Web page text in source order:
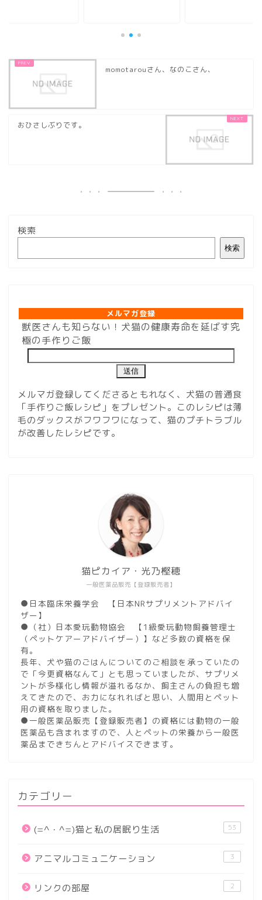
momotarouさん、なのこさん、
おひさしぶりです。
検索
検索
メルマガ登録
獣医さんも知らない！犬猫の健康寿命を延ばす究
極の手作りご飯
メルマガ登録してくださるともれなく、犬猫の普通食
「手作りご飯レシピ」をプレゼント。このレシピは薄
毛のダックスがフワフワになって、猫のプチトラブル
が改善したレシピです。
一般医薬品販売【登録販売者】
猫ピカイア・光乃樫穂
●日本臨床栄養学会 【日本NRサプリメントアドバイ
ザー】
●（社）日本愛玩動物協会 【1級愛玩動物飼養管理士
（ペットケアーアドバイザー）】など多数の資格を保
有。
長年、犬や猫のごはんについてのご相談を承っていたの
で「今更資格なんて」とも思っていましたが、サプリメ
ントが多様化し情報が溢れるなか、飼主さんの負担も増
えてきたので、お力になれればと思い、人間用とペット
用の資格を取りました。
●一般医薬品販売【登録販売者】の資格には動物の一般
医薬品も含まれますので、人とペットの栄養から一般医
薬品まできちんとアドバイスできます。
カテゴリー
(=^・^=)猫と私の居眠り生活 53
アニマルコミュニケーション 3
リンクの部屋 2